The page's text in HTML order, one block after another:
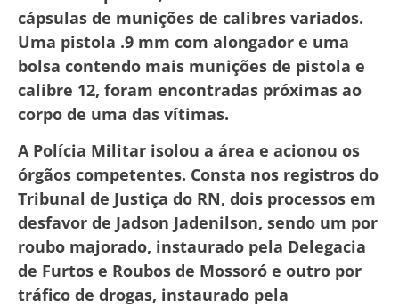
cápsulas de munições de calibres variados.
Uma pistola .9 mm com alongador e uma
bolsa contendo mais munições de pistola e
calibre 12, foram encontradas próximas ao
corpo de uma das vítimas.
A Polícia Militar isolou a área e acionou os
órgãos competentes. Consta nos registros do
Tribunal de Justiça do RN, dois processos em
desfavor de Jadson Jadenilson, sendo um por
roubo majorado, instaurado pela Delegacia
de Furtos e Roubos de Mossoró e outro por
tráfico de drogas, instaurado pela